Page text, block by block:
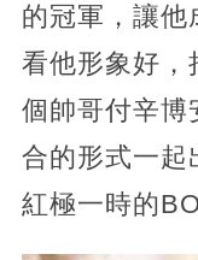
的冠軍，讓他
看他形象好，
個帥哥付辛博
合的形式一起
紅極一時的